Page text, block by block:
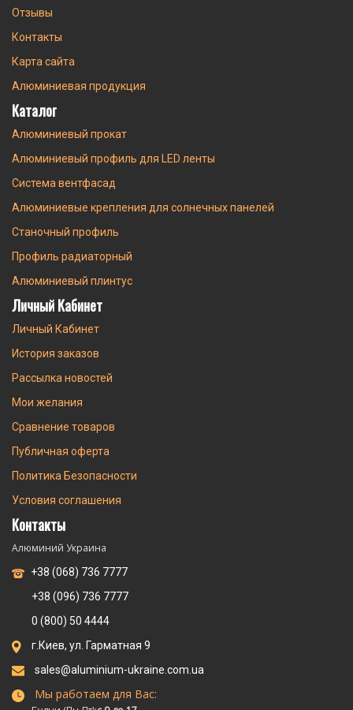
Отзывы
Контакты
Карта сайта
Алюминиевая продукция
Каталог
Алюминиевый прокат
Алюминиевый профиль для LED ленты
Система вентфасад
Алюминиевые крепления для солнечных панелей
Станочный профиль
Профиль радиаторный
Алюминиевый плинтус
Личный Кабинет
Личный Кабинет
История заказов
Рассылка новостей
Мои желания
Сравнение товаров
Публичная оферта
Политика Безопасности
Условия соглашения
Контакты
Алюминий Украина
+38 (068) 736 7777
+38 (096) 736 7777
0 (800) 50 4444
г.Киев, ул. Гарматная 9
sales@aluminium-ukraine.com.ua
Мы работаем для Вас: